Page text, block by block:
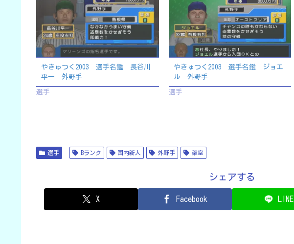
やきゅつく2003 選手名鑑 長谷川
平一 外野手
選手
やきゅつく2003 選手名鑑 ジョエ
ル 外野手
選手
選手 Bランク 国内新人 外野手 架空
シェアする
X Facebook LINE